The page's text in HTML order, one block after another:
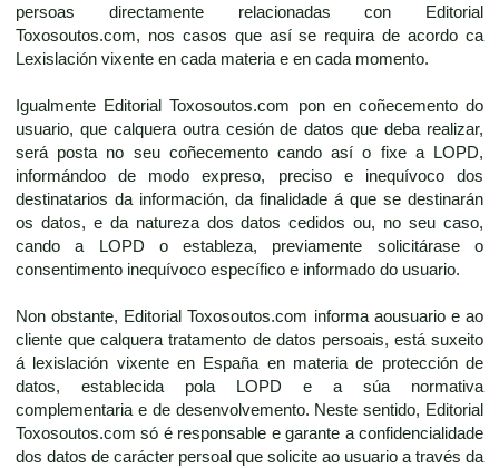
persoas directamente relacionadas con Editorial
Toxosoutos.com, nos casos que así se requira de acordo ca
Lexislación vixente en cada materia e en cada momento.
Igualmente Editorial Toxosoutos.com pon en coñecemento do
usuario, que calquera outra cesión de datos que deba realizar,
será posta no seu coñecemento cando así o fixe a LOPD,
informándoo de modo expreso, preciso e inequívoco dos
destinatarios da información, da finalidade á que se destinarán
os datos, e da natureza dos datos cedidos ou, no seu caso,
cando a LOPD o estableza, previamente solicitárase o
consentimento inequívoco específico e informado do usuario.
Non obstante, Editorial Toxosoutos.com informa aousuario e ao
cliente que calquera tratamento de datos persoais, está suxeito
á lexislación vixente en España en materia de protección de
datos, establecida pola LOPD e a súa normativa
complementaria e de desenvolvemento. Neste sentido, Editorial
Toxosoutos.com só é responsable e garante a confidencialidade
dos datos de carácter persoal que solicite ao usuario a través da